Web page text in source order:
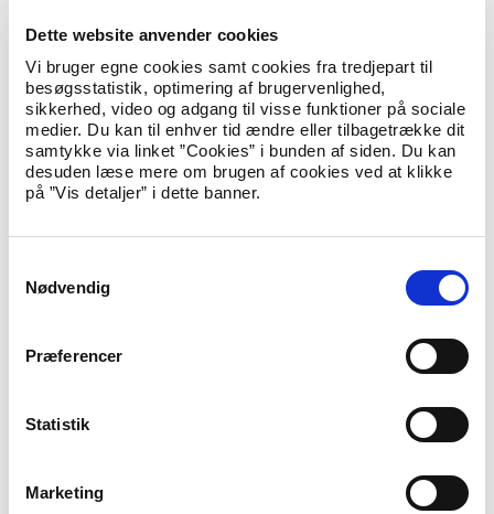
Dette website anvender cookies
Vi bruger egne cookies samt cookies fra tredjepart til
besøgsstatistik, optimering af brugervenlighed,
sikkerhed, video og adgang til visse funktioner på sociale
medier. Du kan til enhver tid ændre eller tilbagetrække dit
samtykke via linket ”Cookies” i bunden af siden. Du kan
desuden læse mere om brugen af cookies ved at klikke
på ”Vis detaljer” i dette banner.
Nødvendig
Præferencer
Statistik
Marketing
Lead Full Stack Udvikler til digitalisering af
samfundskritiske løsninger
Oprettet 7. juli 2026
Udlændingestyrelsen/København
Teknisk koordinator søges til
udviklingsplatform hos Koncern It i
Udlændingestyrelsen/København
Udlændingestyrelsen søger udviklingschef
Udlændingestyrelsen/København
Vil du arbejde med it-økonomi og